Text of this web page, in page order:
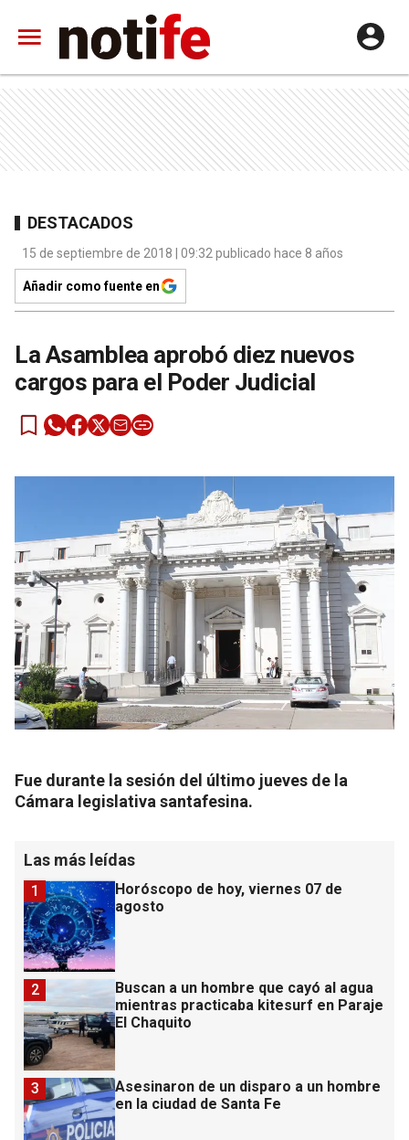
DESTACADOS
15 de septiembre de 2018 | 09:32 publicado hace 8 años
Añadir como fuente en
La Asamblea aprobó diez nuevos
cargos para el Poder Judicial
Fue durante la sesión del último jueves de la
Cámara legislativa santafesina.
Las más leídas
Horóscopo de hoy, viernes 07 de
agosto
1
Buscan a un hombre que cayó al agua
mientras practicaba kitesurf en Paraje
El Chaquito
2
Asesinaron de un disparo a un hombre
en la ciudad de Santa Fe
3